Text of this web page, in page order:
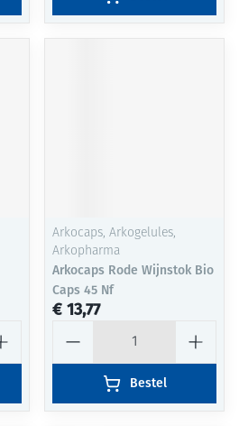
Arkocaps, Arkogelules,
Arkopharma
Arkocaps Rode Wijnstok Bio
Caps 45 Nf
€ 13,77
Bestel